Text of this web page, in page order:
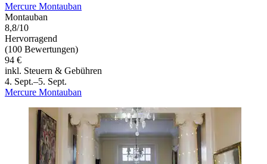
Mercure Montauban
Montauban
8,8/10
Hervorragend
(100 Bewertungen)
94 €
inkl. Steuern & Gebühren
4. Sept.–5. Sept.
Mercure Montauban